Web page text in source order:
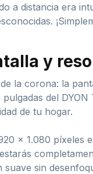
a distancia era
y
la corona: la
del
de tu hogar.
x 1.080 píxeles
sin